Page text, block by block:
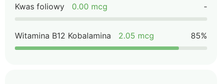
Kwas foliowy 0.00 mcg -
Witamina B12 Kobalamina 2.05 mcg 85%